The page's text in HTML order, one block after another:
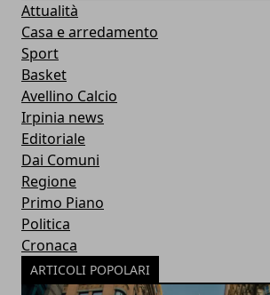
Attualità
Casa e arredamento
Sport
Basket
Avellino Calcio
Irpinia news
Editoriale
Dai Comuni
Regione
Primo Piano
Politica
Cronaca
ARTICOLI POPOLARI